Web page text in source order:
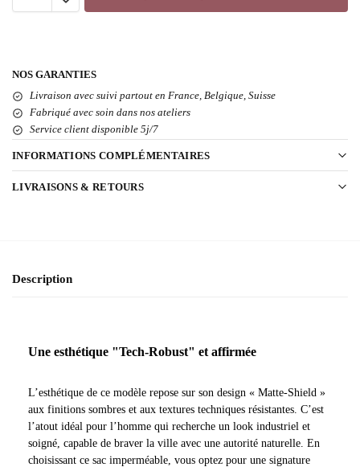
NOS GARANTIES
Livraison avec suivi partout en France, Belgique, Suisse
Fabriqué avec soin dans nos ateliers
Service client disponible 5j/7
INFORMATIONS COMPLÉMENTAIRES
LIVRAISONS & RETOURS
Description
Une esthétique "Tech-Robust" et affirmée
L’esthétique de ce modèle repose sur son design « Matte-Shield »
aux finitions sombres et aux textures techniques résistantes. C’est
l’atout idéal pour l’homme qui recherche un look industriel et
soigné, capable de braver la ville avec une autorité naturelle. En
choisissant ce sac imperméable, vous optez pour une signature